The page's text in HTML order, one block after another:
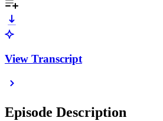
View Transcript
Episode Description